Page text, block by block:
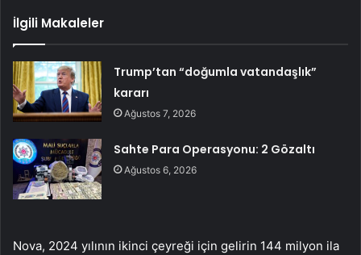
İlgili Makaleler
Trump’tan “doğumla vatandaşlık”
kararı
Ağustos 7, 2026
Sahte Para Operasyonu: 2 Gözaltı
Ağustos 6, 2026
Nova, 2024 yılının ikinci çeyreği için gelirin 144 milyon ila